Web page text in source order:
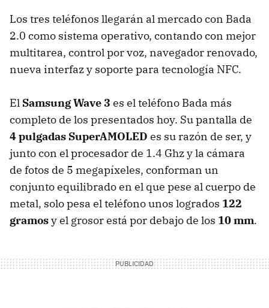
Los tres teléfonos llegarán al mercado con Bada
2.0 como sistema operativo, contando con mejor
multitarea, control por voz, navegador renovado,
nueva interfaz y soporte para tecnología NFC.
El Samsung Wave 3 es el teléfono Bada más
completo de los presentados hoy. Su pantalla de
4 pulgadas SuperAMOLED es su razón de ser, y
junto con el procesador de 1.4 Ghz y la cámara
de fotos de 5 megapíxeles, conforman un
conjunto equilibrado en el que pese al cuerpo de
metal, solo pesa el teléfono unos logrados 122
gramosy el grosor está por debajo de los 10 mm.